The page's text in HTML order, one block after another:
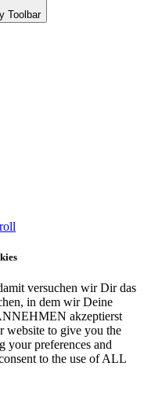
Toolbar
versuchen wir Dir das
in dem wir Deine
akzeptierst
website to give you the
your preferences and
to the use of ALL